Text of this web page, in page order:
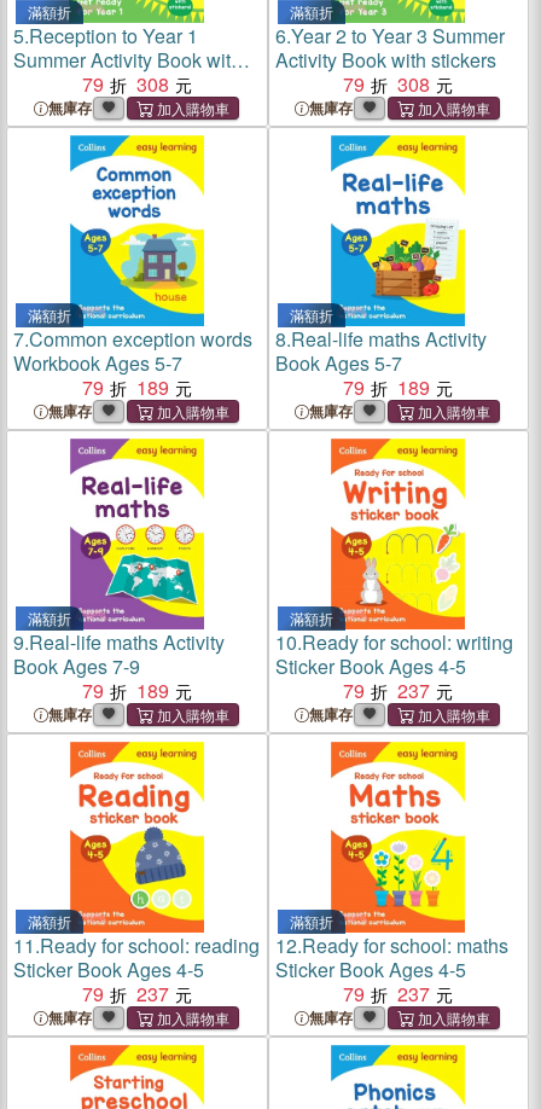
滿額折
5.Reception to Year 1
Summer Activity Book with
79 308
無庫存
滿額折
6.Year 2 to Year 3 Summer
Activity Book with stickers
79
308
無庫存
滿額折
7.Common exception words
Workbook Ages 5-7
79
189
無庫存
滿額折
8.Real-life maths Activity
Book Ages 5-7
79
189
無庫存
滿額折
9.Real-life maths Activity
Book Ages 7-9
79
189
無庫存
滿額折
10.Ready for school: writing
Sticker Book Ages 4-5
79
237
無庫存
滿額折
11.Ready for school: reading
Sticker Book Ages 4-5
79
237
無庫存
滿額折
12.Ready for school: maths
Sticker Book Ages 4-5
79
237
無庫存